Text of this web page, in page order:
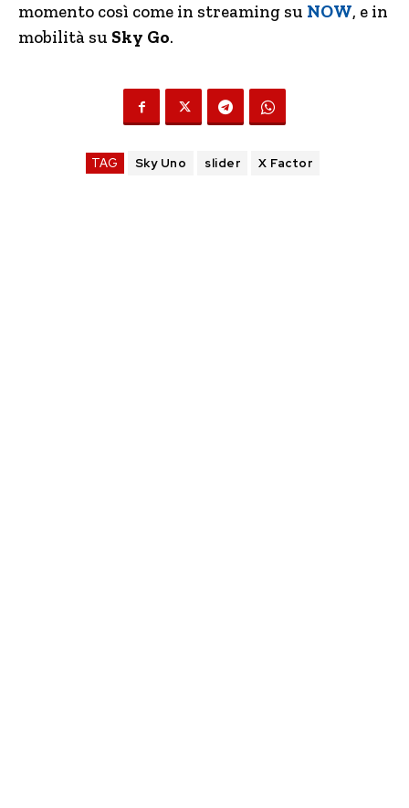
momento così come in streaming su NOW, e in
mobilità su Sky Go.
TAG Sky Uno slider X Factor